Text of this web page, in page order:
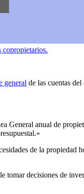
copropietarios.
general de las cuentas
General anual de
de la propiedad
tomar decisiones de